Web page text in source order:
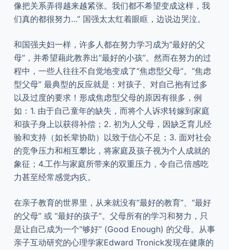
像把关系弄得越来越紧张。我们都不希望变成这样，我
们真的都很努力…” 国强太太红着眼眶，边说边哭泣。
和国强夫妇一样，许多人都在努力学习成为“最好的父
母”，并希望藉此教养出“最好的小孩”。然而在努力的过
程中，一些人往往不自觉地变成了“焦虑型父母”。“焦虑
型父母” 最典型的反应就是：对孩子、对自己抱有过多
以及过度的要求！形成焦虑型父母的原因有很多，例
如：1. 由于自己童年的缺失，而将个人诉求转嫁到家庭
和孩子身上以获得补偿；2. 初为人父母，因缺乏育儿经
验和支持（如长辈协助）以致于信心不足；3. 面对社会
的竞争压力和相互攀比，将家庭及孩子视为个人成就的
象征；4.工作与家庭所带来的双重压力，令自己倍感吃
力甚至经常感觉内疚。
在亲子教育的世界里，从来就没有“最好的教育”、“最好
的父母” 或 “最好的孩子”。父母所有的学习和努力，只
是让自己成为一个“够好” (Good Enough) 的父母。从事
亲子互动研究的心理学家Edward Tronick发现在健康的